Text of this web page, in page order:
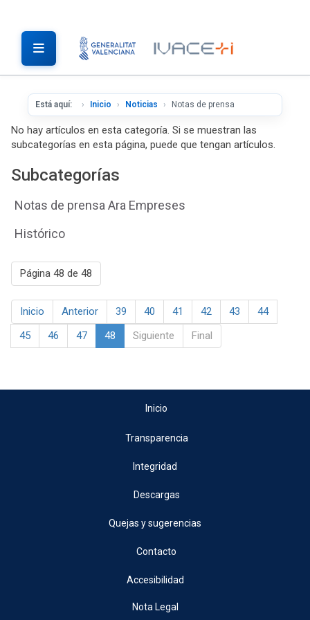
Está aquí: Inicio Noticias Notas de prensa
No hay artículos en esta categoría. Si se muestran las
subcategorías en esta página, puede que tengan artículos.
Subcategorías
Notas de prensa Ara Empreses
Histórico
Página 48 de 48
Inicio Anterior 39 40 41 42 43
44
45
46 47 48 Siguiente Final
Inicio
Transparencia
Integridad
Descargas
Quejas y sugerencias
Contacto
Accesibilidad
Nota Legal